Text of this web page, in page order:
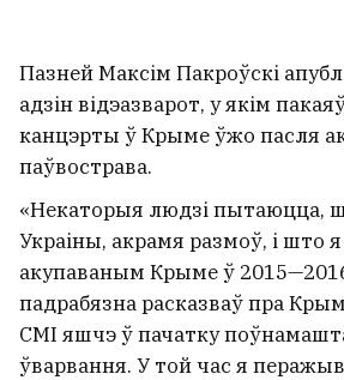
Пазней Максім Пакроўскі
адзін відэазварот, у якім
канцэрты ў Крыме ўжо пасля
паўвострава.
«Некаторыя людзі пытаюцца,
Украіны, акрамя размоў, ​​і што я
акупаваным Крыме ў
падрабязна расказваў пра Крым
СМІ яшчэ ў пачатку
ўварвання. У той час я